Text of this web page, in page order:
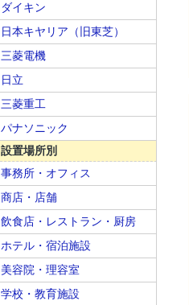
ダイキン
日本キヤリア（旧東芝）
三菱電機
日立
三菱重工
パナソニック
設置場所別
事務所・オフィス
商店・店舗
飲食店・レストラン・厨房
ホテル・宿泊施設
美容院・理容室
学校・教育施設